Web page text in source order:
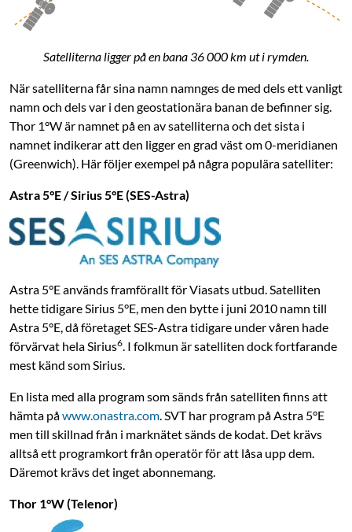
Satelliterna ligger på en bana 36 000 km ut i rymden.
När satelliterna får sina namn namnges de med dels ett vanligt
namn och dels var i den geostationära banan de befinner sig.
Thor 1°W är namnet på en av satelliterna och det sista i
namnet indikerar att den ligger en grad väst om 0-meridianen
(Greenwich). Här följer exempel på några populära satelliter:
Astra 5°E / Sirius 5°E (SES-Astra)
Astra 5°E används framförallt för Viasats utbud. Satelliten
hette tidigare Sirius 5°E, men den bytte i juni 2010 namn till
Astra 5°E, då företaget SES-Astra tidigare under våren hade
förvärvat hela Sirius6. I folkmun är satelliten dock fortfarande
mest känd som Sirius.
En lista med alla program som sänds från satelliten finns att
hämta påwww.onastra.com. SVT har program på Astra 5°E
men till skillnad från i marknätet sänds de kodat. Det krävs
alltså ett programkort från operatör för att låsa upp dem.
Däremot krävs det inget abonnemang.
Thor 1°W (Telenor)